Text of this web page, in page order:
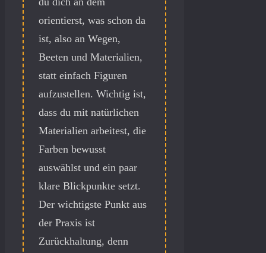
orientierst, was schon da
ist, also an Wegen,
Beeten und Materialien,
statt einfach Figuren
aufzustellen. Wichtig ist,
dass du mit natürlichen
Materialien arbeitest, die
Farben bewusst
auswählst und ein paar
klare Blickpunkte setzt.
Der wichtigste Punkt aus
der Praxis ist
Zurückhaltung, denn